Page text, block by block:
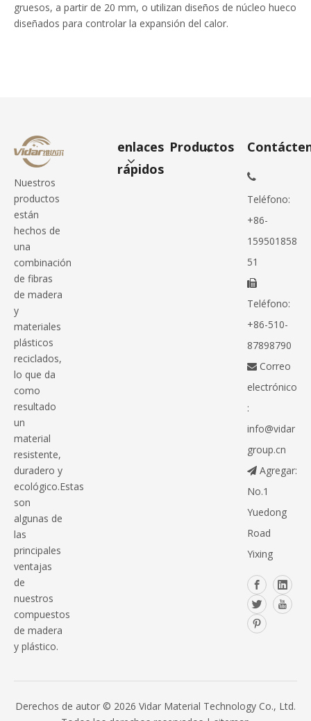
gruesos, a partir de 20 mm, o utilizan diseños de núcleo hueco
diseñados para controlar la expansión del calor.
Nuestros
productos
están
hechos de
una
combinación
de fibras
de madera
y
materiales
plásticos
reciclados,
lo que da
como
resultado
un
material
resistente,
duradero y
ecológico.Estas
son
algunas de
las
principales
ventajas
de
nuestros
compuestos
de madera
y plástico.
enlaces
rápidos
Productos

Teléfono:
+86-
159501858
51

Teléfono:
+86-510-
87898790
Correo
electrónico
:
info@vidar
group.cn
Agregar:
No.1
Yuedong
Road
Yixing
Derechos de autor © 2026 Vidar Material Technology Co., Ltd.